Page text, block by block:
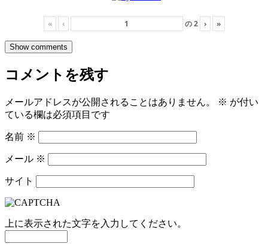
« ‹ の2 › »
Show comments
コメントを残す
メールアドレスが公開されることはありません。 ※ が付い
ている欄は必須項目です
名前 ※
メール ※
サイト
上に表示された文字を入力してください。